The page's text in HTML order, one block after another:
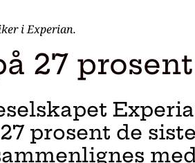
i Experian.
27 prosent
prosent de